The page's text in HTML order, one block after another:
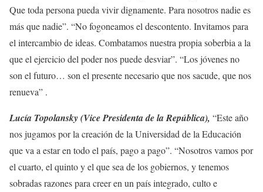
Que toda persona pueda vivir dignamente. Para nosotros nadie es
más que nadie”. “No fogoneamos el descontento. Invitamos para
el intercambio de ideas. Combatamos nuestra propia soberbia a la
que el ejercicio del poder nos puede desviar”. “Los jóvenes no
son el futuro… son el presente necesario que nos sacude, que nos
renueva” .
Lucía Topolansky (Vice Presidenta de la República), “Este año
nos jugamos por la creación de la Universidad de la Educación
que va a estar en todo el país, pago a pago”. “Nosotros vamos por
el cuarto, el quinto y el que sea de los gobiernos, y tenemos
sobradas razones para creer en un país integrado, culto e